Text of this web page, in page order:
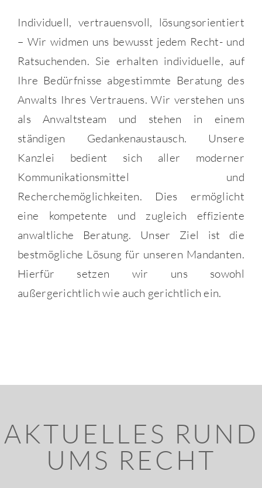
Individuell, vertrauensvoll, lösungsorientiert
– Wir widmen uns bewusst jedem Recht- und
Ratsuchenden. Sie erhalten individuelle, auf
Ihre Bedürfnisse abgestimmte Beratung des
Anwalts Ihres Vertrauens. Wir verstehen uns
als Anwaltsteam und stehen in einem
ständigen Gedankenaustausch. Unsere
Kanzlei bedient sich aller moderner
Kommunikationsmittel und
Recherchemöglichkeiten. Dies ermöglicht
eine kompetente und zugleich effiziente
anwaltliche Beratung. Unser Ziel ist die
bestmögliche Lösung für unseren Mandanten.
Hierfür setzen wir uns sowohl
außergerichtlich wie auch gerichtlich ein.
AKTUELLES RUND
UMS RECHT